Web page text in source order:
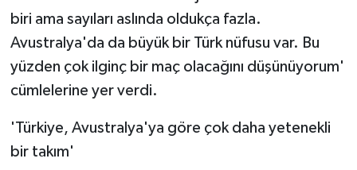
biri ama sayıları aslında oldukça fazla.
Avustralya'da da büyük bir Türk nüfusu var. Bu
yüzden çok ilginç bir maç olacağını düşünüyorum'
cümlelerine yer verdi.
'Türkiye, Avustralya'ya göre çok daha yetenekli
bir takım'